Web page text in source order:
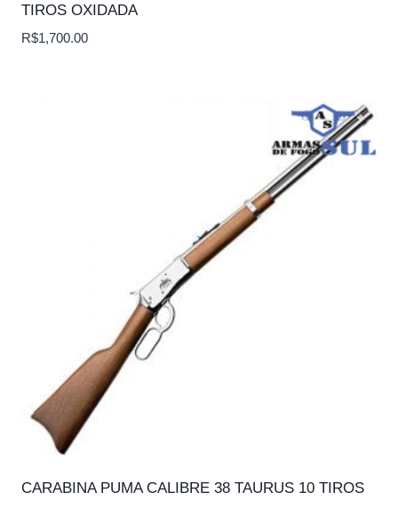
TIROS OXIDADA
R$1,700.00
CARABINA PUMA CALIBRE 38 TAURUS 10 TIROS